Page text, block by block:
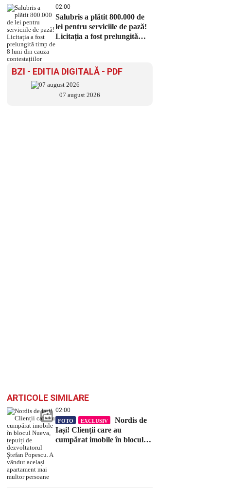
02:00
Salubris a plătit 800.000 de
lei pentru serviciile de pază!
Licitația a fost prelungită
BZI - EDITIA DIGITALĂ - PDF
07 august 2026
ARTICOLE SIMILARE
02:00
FOTO EXCLUSIV
Nordis de
Iași! Clienții care au
cumpărat imobile în blocul